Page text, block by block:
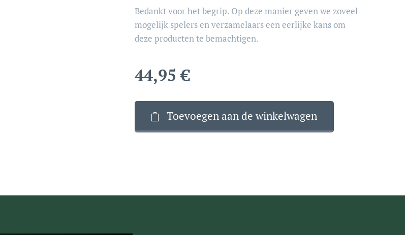
Bedankt voor het begrip. Op deze manier geven we zoveel
mogelijk spelers en verzamelaars een eerlijke kans om
deze producten te bemachtigen.
44,95 €
Toevoegen aan de winkelwagen